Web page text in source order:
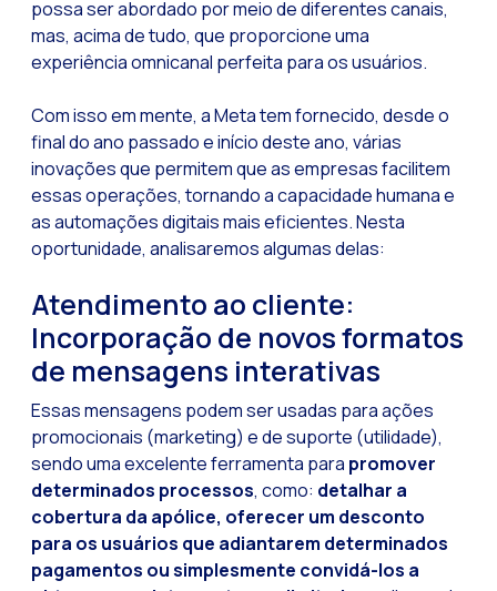
Banca 4.0: A
Novas tecnologias
Leads na mira da
Qual é a
Automatize a
Agora você pode
Maximize suas
Inovando a
Simplifique os
Aproximar
possa ser abordado por meio de diferentes canais,
mas, acima de tudo, que proporcione uma
experiência omnicanal perfeita para os usuários.
Com isso em mente, a Meta tem fornecido, desde o
final do ano passado e início deste ano, várias
inovações que permitem que as empresas facilitem
essas operações, tornando a capacidade humana e
as automações digitais mais eficientes. Nesta
oportunidade, analisaremos algumas delas:
Atendimento ao cliente:
Incorporação de novos formatos
de mensagens interativas
Essas mensagens podem ser usadas para ações
promocionais (marketing) e de suporte (utilidade),
sendo uma excelente ferramenta para promover
determinados processos, como: detalhar a
cobertura da apólice, oferecer um desconto
para os usuários que adiantarem determinados
pagamentos ou simplesmente convidá-los a